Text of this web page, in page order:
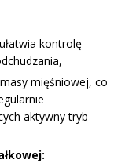
kontrolę
mięśniowej, co
aktywny tryb